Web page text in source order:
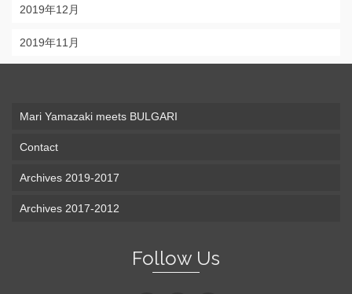
2019年12月
2019年11月
Mari Yamazaki meets BULGARI
Contact
Archives 2019-2017
Archives 2017-2012
Follow Us